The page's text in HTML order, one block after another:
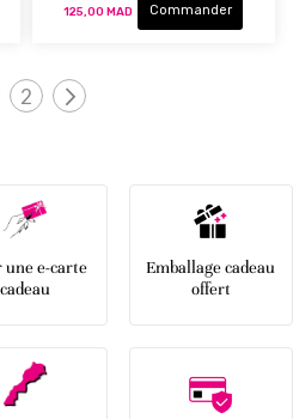
125,00 MAD Commander
lisez actuellement la page
Page
2 Page
Suivant
e-carte
cadeau
Emballage cadeau
offert